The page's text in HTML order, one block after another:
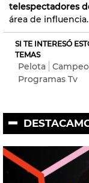
telespectadores
área de influencia.
SI TE INTERESÓ
TEMAS
Pelota
Programas Tv